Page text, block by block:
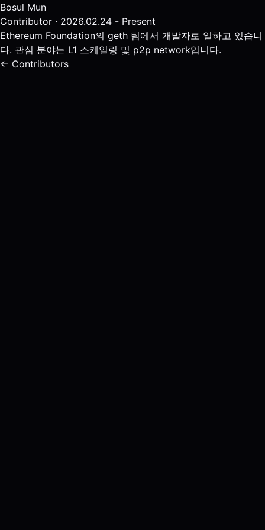
Bosul Mun
Contributor · 2026.02.24 - Present
Ethereum Foundation의 geth 팀에서 개발자로 일하고 있습니
다. 관심 분야는 L1 스케일링 및 p2p network입니다.
← Contributors